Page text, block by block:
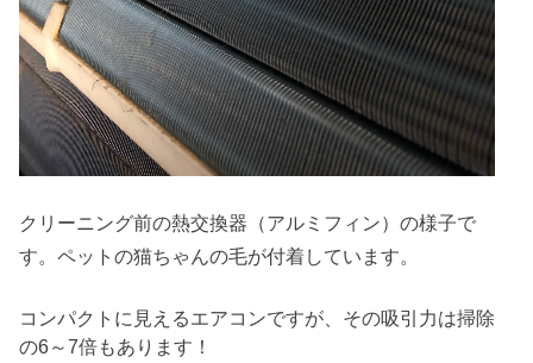
クリーニング前の熱交換器（アルミフィン）の様子で
す。ペットの猫ちゃんの毛が付着しています。
コンパクトに見えるエアコンですが、その吸引力は掃除
の6～7倍もあります！